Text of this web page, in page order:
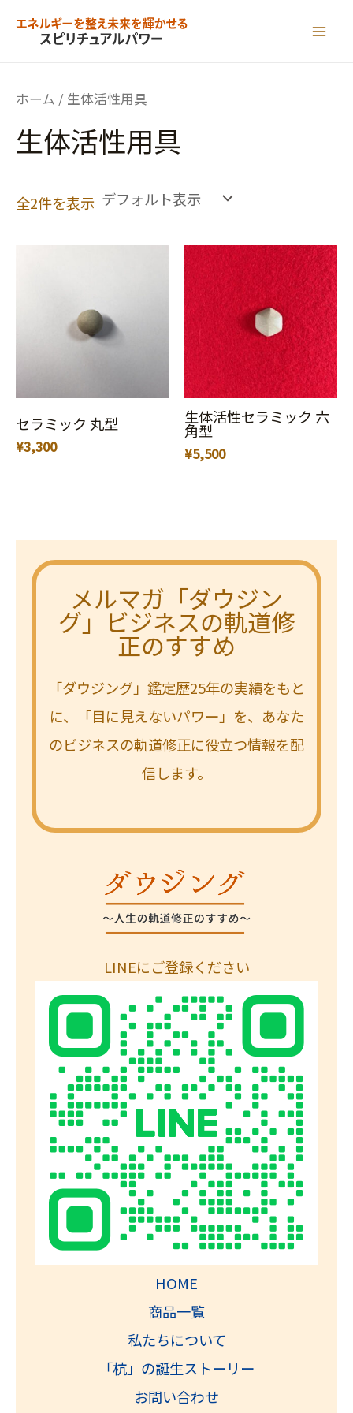
ホーム / 生体活性用具
生体活性用具
全2件を表示
セラミック 丸型
¥3,300
生体活性セラミック 六
角型
¥5,500
メルマガ「ダウジン
グ」ビジネスの軌道修
正のすすめ
「ダウジング」鑑定歴25年の実績をもと
に、「目に見えないパワー」を、あなた
のビジネスの軌道修正に役立つ情報を配
信します。
LINEにご登録ください
HOME
商品一覧
私たちについて
「杭」の誕生ストーリー
お問い合わせ